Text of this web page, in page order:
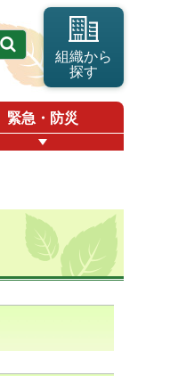
組織から
探す
緊急・防災